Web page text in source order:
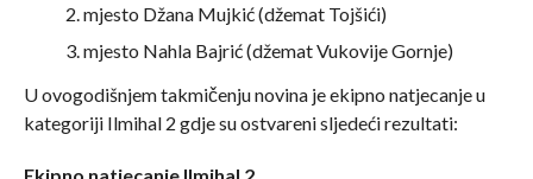
mjesto Džana Mujkić (džemat Tojšići)
mjesto Nahla Bajrić (džemat Vukovije Gornje)
U ovogodišnjem takmičenju novina je ekipno natjecanje u
kategoriji Ilmihal 2 gdje su ostvareni sljedeći rezultati: